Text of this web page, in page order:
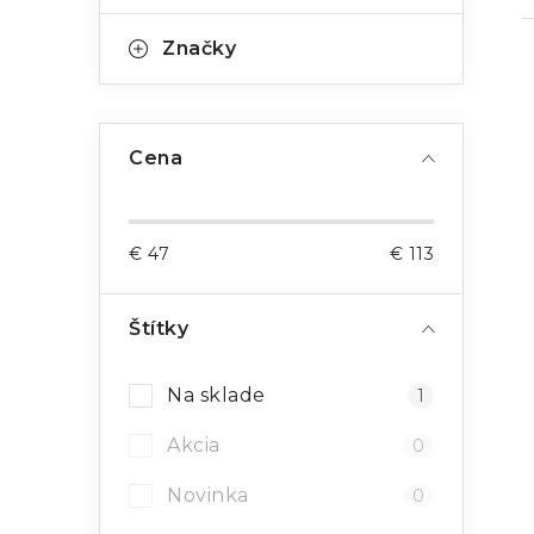
Značky
Cena
€ 47 € 113
Štítky
Na sklade 1
Akcia 0
Novinka 0